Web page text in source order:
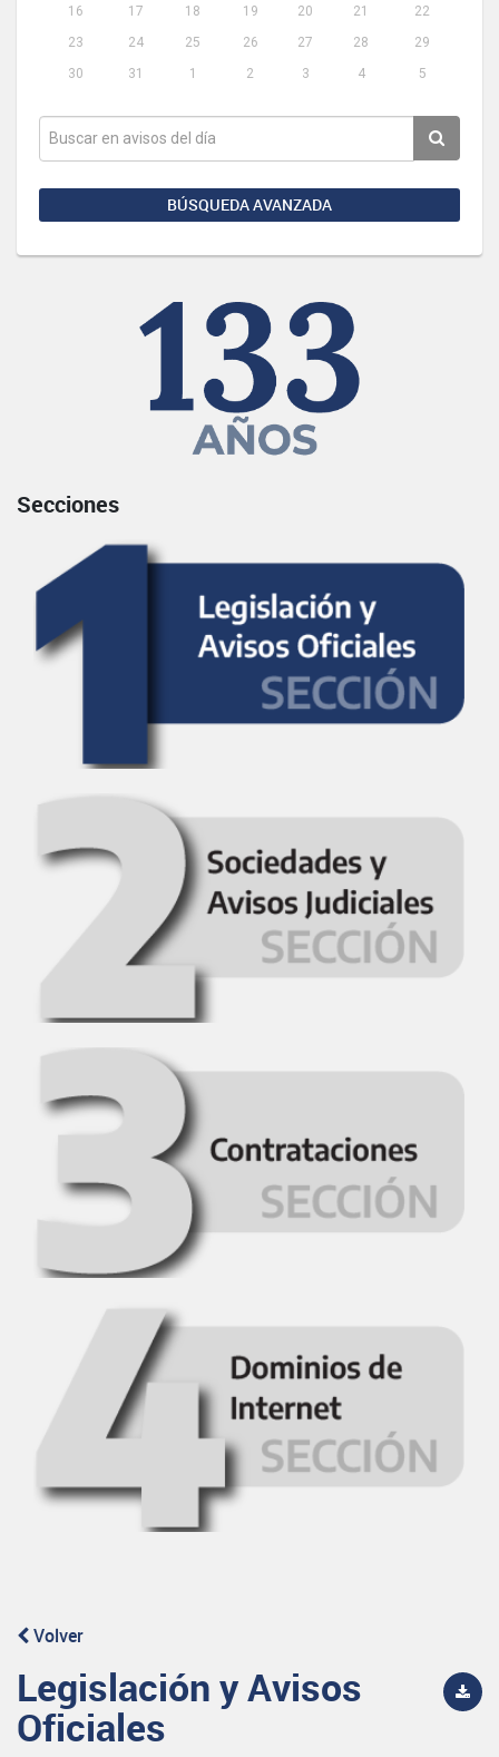
16
17 18 19 20 21
22
23
24 25 26 27 28
29
30
31 1 2 3 4 5
BÚSQUEDA AVANZADA
Secciones
Volver
Legislación y Avisos
Oficiales